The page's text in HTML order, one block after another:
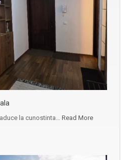
la cunostinta… Read More